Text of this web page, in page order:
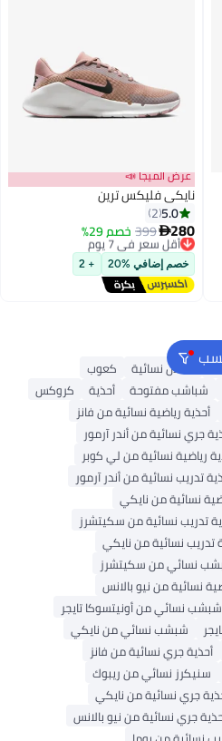
عرض الميجا 📣
نايكي فليكس ترين
5.0
2
280
399 خصم 29%
أقل سعر في 7 يوم
توصيل مجاني
أقل سعر في 7 يوم
خصم إضافي %20 + 2
صنادل نسائية
كعوب
شباشب مفتوحة أحذية
كروكس
أحذية رياضية نسائية من فانز
جري نسائية من أندر آرمور
رياضية نسائية من لي كوبر
تدريب نسائية من أندر آرمور
نسائية من نايكي
تدريب نسائية من سكيتشرز
تدريب نسائية من نايكي
نسائي من سكيتشرز
نسائية من نيو بالانس
شبشب نسائي من أونيتسوكا تايجر
شبشب نسائي من نايكي
أحذية جري نسائية من فانز
سنيكرز نسائي من ريبوك
جري نسائية من نايكي
جري نسائية من نيو بالانس